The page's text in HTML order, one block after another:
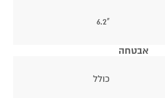
"6.2
אבטחה
כולל